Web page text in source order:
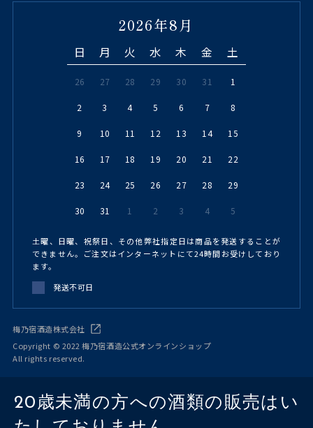
2026年8月
日 月 火 水 木 金 土
26 27 28 29 30 31 1
2 3 4 5 6 7 8
9 10 11 12 13 14 15
16 17 18 19 20 21 22
23 24 25 26 27 28 29
30 31 1 2 3 4 5
土曜、日曜、祝祭日、その他弊社指定日は商品を発送することが
できません。ご注文はインターネットにて24時間お受けしており
ます。
発送不可日
梅乃宿酒造株式会社
Copyright © 2022 梅乃宿酒造公式オンラインショップ
All rights reserved.
20歳未満の方への酒類の販売はい